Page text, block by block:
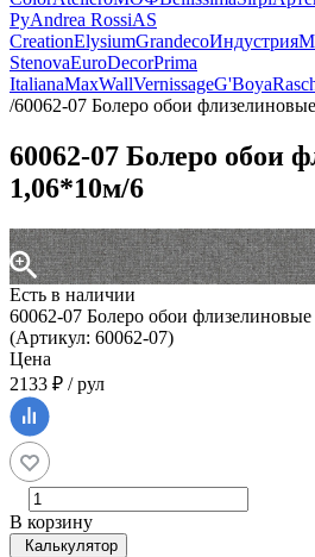
РуAndrea RossiAS
CreationElysiumGrandecoИндустрия
StenovaEuroDecorPrima
ItalianaMaxWallVernissageG'Boya
/60062-07 Болеро обои
60062-07 Болеро обои
1,06*10м/6
Есть в наличии
60062-07 Болеро обои
(Артикул: 60062-07)
Цена
2133 ₽ / рул
В корзину
Калькулятор